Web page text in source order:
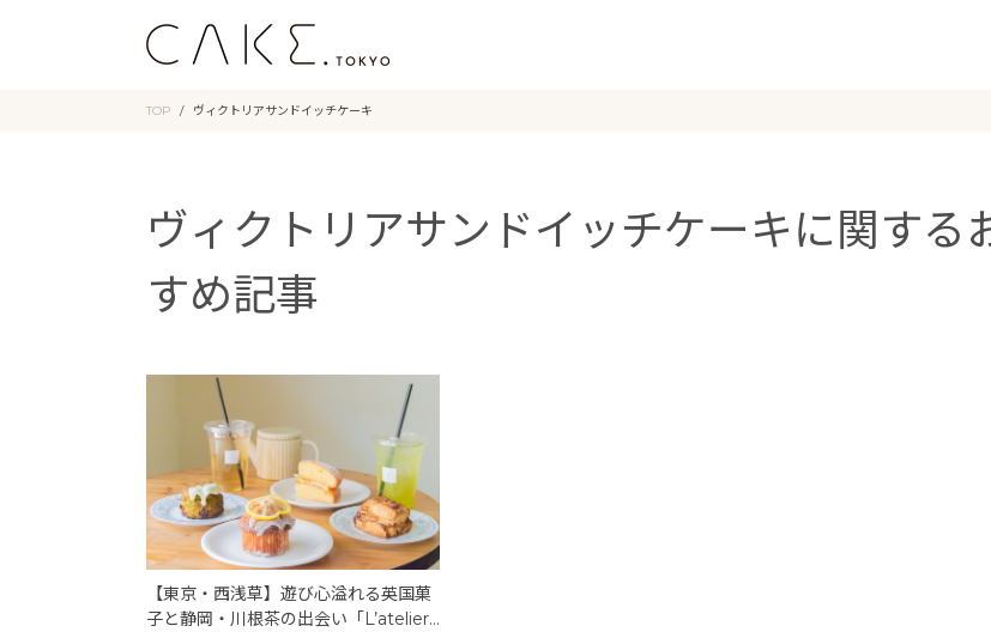
TOP ヴィクトリアサンドイッチケーキ
ヴィクトリアサンドイッチケーキに関する
すめ記事
【東京・西浅草】遊び心溢れる英国菓
子と静岡・川根茶の出会い「L’atelier